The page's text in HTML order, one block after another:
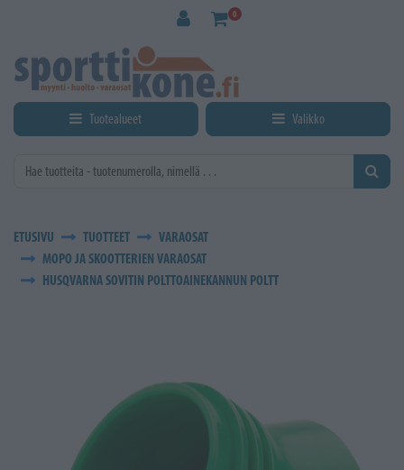
0
Tuotealueet Valikko
ETUSIVU TUOTTEET
VARAOSAT
MOPO JA SKOOTTERIEN VARAOSAT
HUSQVARNA SOVITIN POLTTOAINEKANNUN POLTT